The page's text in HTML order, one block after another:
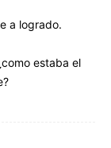
a logrado.
estaba el